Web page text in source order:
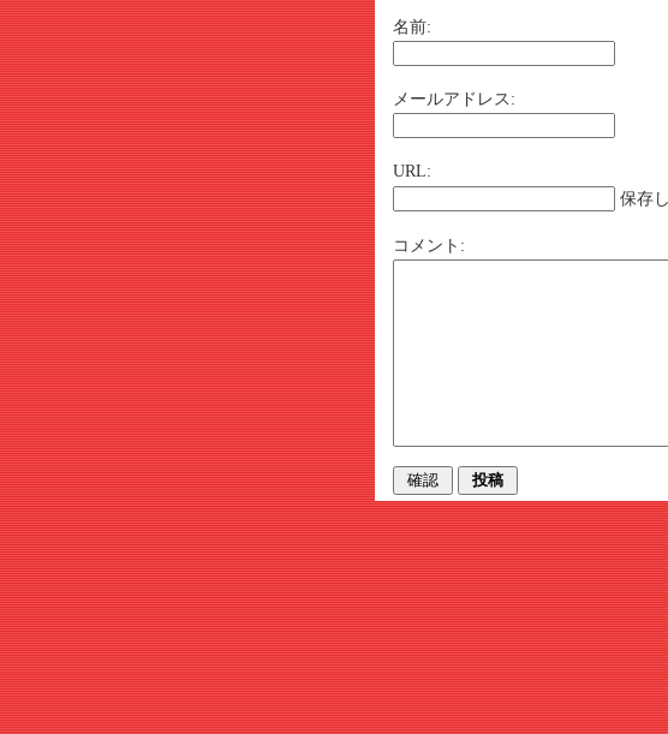
名前:
メールアドレス:
URL:
保存
コメント: